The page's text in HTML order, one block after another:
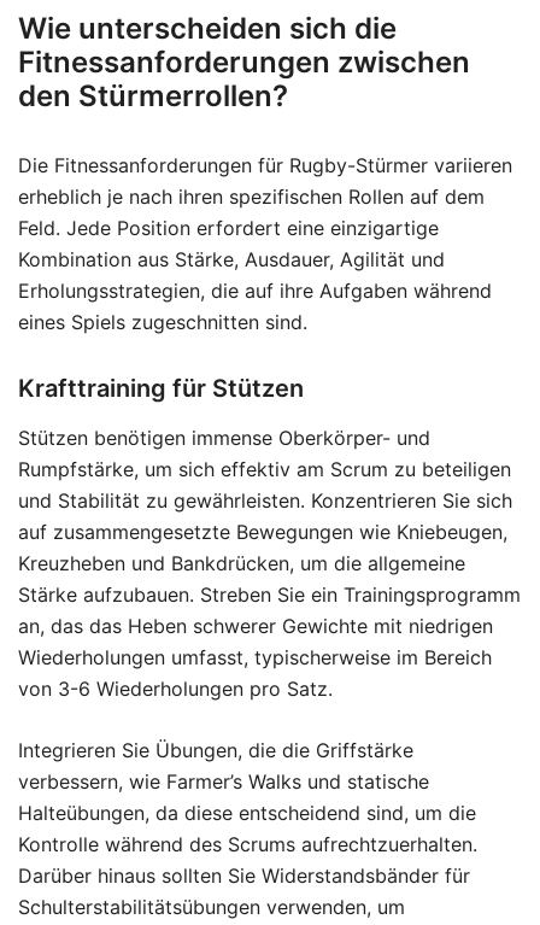
Wie unterscheiden sich die
Fitnessanforderungen zwischen
den Stürmerrollen?
Die Fitnessanforderungen für Rugby-Stürmer variieren
erheblich je nach ihren spezifischen Rollen auf dem
Feld. Jede Position erfordert eine einzigartige
Kombination aus Stärke, Ausdauer, Agilität und
Erholungsstrategien, die auf ihre Aufgaben während
eines Spiels zugeschnitten sind.
Krafttraining für Stützen
Stützen benötigen immense Oberkörper- und
Rumpfstärke, um sich effektiv am Scrum zu beteiligen
und Stabilität zu gewährleisten. Konzentrieren Sie sich
auf zusammengesetzte Bewegungen wie Kniebeugen,
Kreuzheben und Bankdrücken, um die allgemeine
Stärke aufzubauen. Streben Sie ein Trainingsprogramm
an, das das Heben schwerer Gewichte mit niedrigen
Wiederholungen umfasst, typischerweise im Bereich
von 3-6 Wiederholungen pro Satz.
Integrieren Sie Übungen, die die Griffstärke
verbessern, wie Farmer’s Walks und statische
Halteübungen, da diese entscheidend sind, um die
Kontrolle während des Scrums aufrechtzuerhalten.
Darüber hinaus sollten Sie Widerstandsbänder für
Schulterstabilitätsübungen verwenden, um